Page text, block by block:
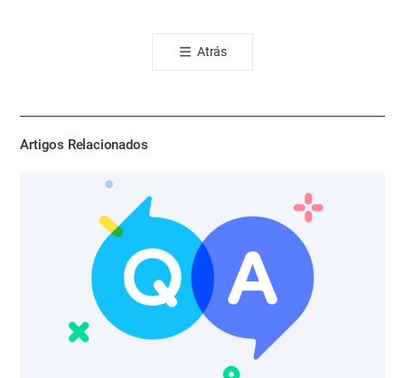
톡
공
기
Atrás
Artigos Relacionados